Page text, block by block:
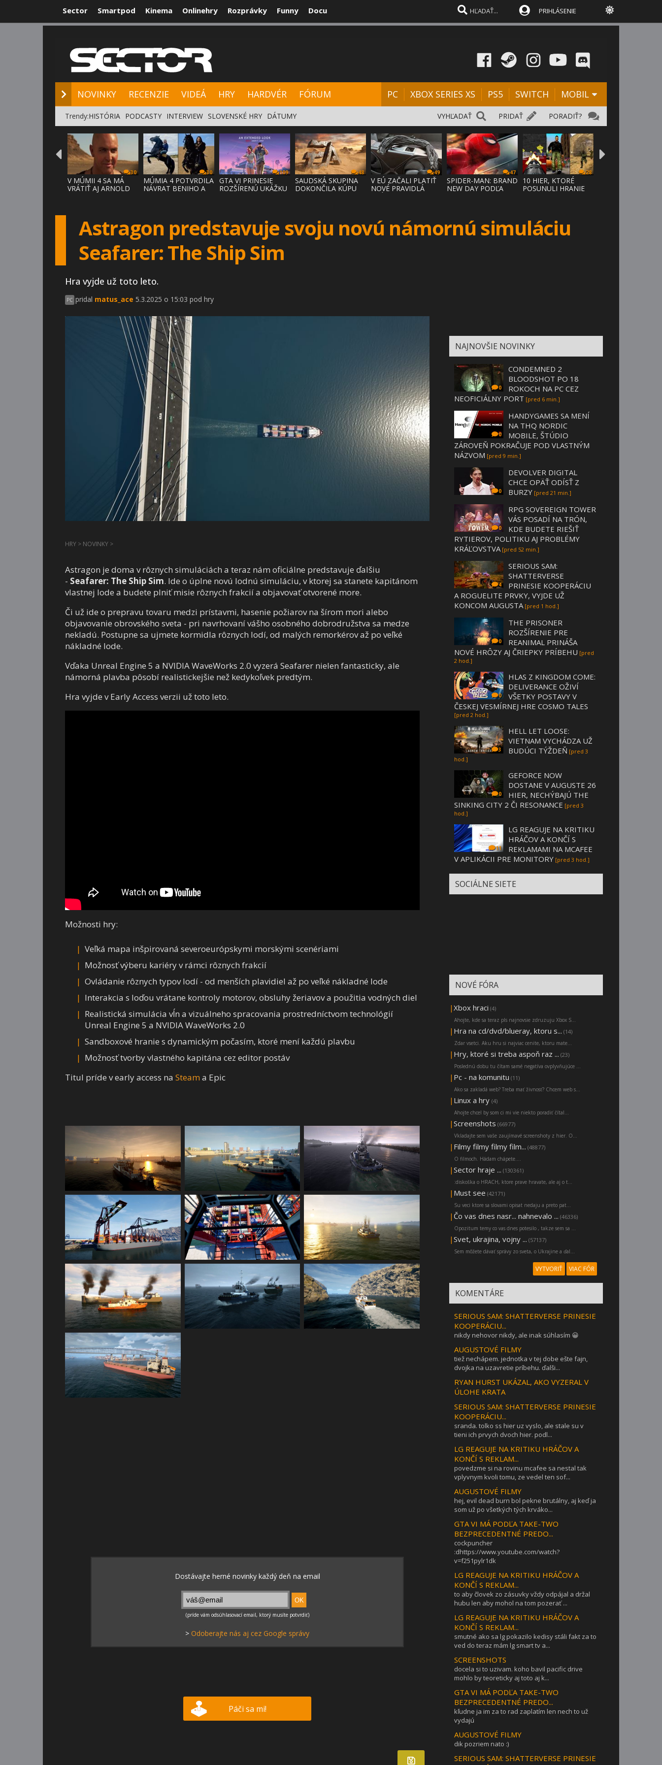
Sector Smartpod Kinema Onlinehry Rozprávky Funny Docu PRIHLÁSENIE
NOVINKY RECENZIE VIDEÁ HRY HARDVÉR FÓRUM PC XBOX SERIES XS PS5 SWITCH MOBIL
PORADIŤ?
PRIDAŤ
VYHĽADAŤ
Trendy:HISTÓRIA PODCASTY INTERVIEW SLOVENSKÉ HRY DÁTUMY
30
V MÚMII 4 SA MÁ
VRÁTIŤ AJ ARNOLD
30
MÚMIA 4 POTVRDILA
NÁVRAT BENIHO A
109
GTA VI PRINESIE
ROZŠÍRENÚ UKÁŽKU
48
SAUDSKÁ SKUPINA
DOKONČILA KÚPU
49
V EÚ ZAČALI PLATIŤ
NOVÉ PRAVIDLÁ
47
SPIDER-MAN: BRAND
NEW DAY PODĽA
28
10 HIER, KTORÉ
POSUNULI HRANIE
Astragon predstavuje svoju novú námornú simuláciu
Seafarer: The Ship Sim
Hra vyjde už toto leto.
PC pridal matus_ace 5.3.2025 o 15:03 pod hry
HRY > NOVINKY >
Astragon je doma v rôznych simuláciách a teraz nám oficiálne predstavuje ďalšiu
- Seafarer: The Ship Sim. Ide o úplne novú lodnú simuláciu, v ktorej sa stanete kapitánom
vlastnej lode a budete plniť misie rôznych frakcií a objavovať otvorené more.
Či už ide o prepravu tovaru medzi prístavmi, hasenie požiarov na šírom mori alebo
objavovanie obrovského sveta - pri navrhovaní vášho osobného dobrodružstva sa medze
nekladú. Postupne sa ujmete kormidla rôznych lodí, od malých remorkérov až po veľké
nákladné lode.
Vďaka Unreal Engine 5 a NVIDIA WaveWorks 2.0 vyzerá Seafarer nielen fantasticky, ale
námorná plavba pôsobí realistickejšie než kedykoľvek predtým.
Hra vyjde v Early Access verzii už toto leto.
Možnosti hry:
Veľká mapa inšpirovaná severoeurópskymi morskými scenériami
Možnosť výberu kariéry v rámci rôznych frakcií
Ovládanie rôznych typov lodí - od menších plavidiel až po veľké nákladné lode
Interakcia s loďou vrátane kontroly motorov, obsluhy žeriavov a použitia vodných diel
Realistická simulácia vĺn a vizuálneho spracovania prostredníctvom technológií
Unreal Engine 5 a NVIDIA WaveWorks 2.0
Sandboxové hranie s dynamickým počasím, ktoré mení každú plavbu
Možnosť tvorby vlastného kapitána cez editor postáv
Titul príde v early access na Steam a Epic
> Odoberajte nás aj cez Google správy
Páči sa mi!
NAJNOVŠIE NOVINKY
0
CONDEMNED 2
BLOODSHOT PO 18
ROKOCH NA PC CEZ
NEOFICIÁLNY PORT [pred 6 min.]
0
HANDYGAMES SA MENÍ
NA THQ NORDIC
MOBILE, ŠTÚDIO
ZÁROVEŇ POKRAČUJE POD VLASTNÝM
NÁZVOM [pred 9 min.]
0
DEVOLVER DIGITAL
CHCE OPÄŤ ODÍSŤ Z
BURZY [pred 21 min.]
0
RPG SOVEREIGN TOWER
VÁS POSADÍ NA TRÓN,
KDE BUDETE RIEŠIŤ
RYTIEROV, POLITIKU AJ PROBLÉMY
KRÁĽOVSTVA [pred 52 min.]
4
SERIOUS SAM:
SHATTERVERSE
PRINESIE KOOPERÁCIU
A ROGUELITE PRVKY, VYJDE UŽ
KONCOM AUGUSTA [pred 1 hod.]
0
THE PRISONER
ROZŠÍRENIE PRE
REANIMAL PRINÁŠA
NOVÉ HRÔZY AJ ČRIEPKY PRÍBEHU [pred
2 hod.]
0
HLAS Z KINGDOM COME:
DELIVERANCE OŽIVÍ
VŠETKY POSTAVY V
ČESKEJ VESMÍRNEJ HRE COSMO TALES
[pred 2 hod.]
3
HELL LET LOOSE:
VIETNAM VYCHÁDZA UŽ
BUDÚCI TÝŽDEŇ [pred 3
hod.]
0
GEFORCE NOW
DOSTANE V AUGUSTE 26
HIER, NECHÝBAJÚ THE
SINKING CITY 2 ČI RESONANCE [pred 3
hod.]
11
LG REAGUJE NA KRITIKU
HRÁČOV A KONČÍ S
REKLAMAMI NA MCAFEE
V APLIKÁCII PRE MONITORY [pred 3 hod.]
SOCIÁLNE SIETE
NOVÉ FÓRA
| Xbox hraci (4)
Ahojte, kde sa teraz pls najnovsie zdruzuju Xbox S...
| Hra na cd/dvd/blueray, ktoru s... (14)
Zdar vsetci. Aku hru si najviac cenite, ktoru mate...
| Hry, ktoré si treba aspoň raz ... (23)
Poslednú dobu tu čítam samé negatíva ovplyvňujúce ...
| Pc - na komunitu (11)
Ako sa zakladá web? Treba mať živnosť? Chcem web s...
| Linux a hry (4)
Ahojte chcel by som ci mi vie niekto poradiť čítal...
| Screenshots (66977)
Vkladajte sem vaše zaujímavé screenshoty z hier. O...
| Filmy filmy filmy film... (48877)
O filmoch. Hádam chápete....
| Sector hraje ... (130361)
:diskoška o HRACH, ktore prave hravate, ale aj o t...
| Must see (42171)
Su veci ktore sa slovami opisat nedaju a preto pat...
| Čo vas dnes nasr... nahnevalo ... (46336)
Opozitum temy co vas dnes potesilo , takze sem sa ...
| Svet, ukrajina, vojny ... (57137)
Sem môžete dávať správy zo sveta, o Ukrajine a ďal...
VYTVORIŤ VIAC FÓR
KOMENTÁRE
SERIOUS SAM: SHATTERVERSE PRINESIE
KOOPERÁCIU...
nikdy nehovor nikdy, ale inak súhlasím 😀
AUGUSTOVÉ FILMY
tiež nechápem. jednotka v tej dobe ešte fajn,
dvojka na uzavretie príbehu. ďalši...
RYAN HURST UKÁZAL, AKO VYZERAL V
ÚLOHE KRATA
SERIOUS SAM: SHATTERVERSE PRINESIE
KOOPERÁCIU...
sranda. tolko ss hier uz vyslo, ale stale su v
tieni ich prvych dvoch hier. podl...
LG REAGUJE NA KRITIKU HRÁČOV A
KONČÍ S REKLAM...
povedzme si na rovinu mcafee sa nestal tak
vplyvnym kvoli tomu, ze vedel ten sof...
AUGUSTOVÉ FILMY
hej, evil dead burn bol pekne brutálny, aj keď ja
som už po všetkých tých krváko...
GTA VI MÁ PODĽA TAKE-TWO
BEZPRECEDENTNÉ PREDO...
cockpuncher
:dhttps://www.youtube.com/watch?
v=f251pylr1dk
LG REAGUJE NA KRITIKU HRÁČOV A
KONČÍ S REKLAM...
to aby človek zo zásuvky vždy odpájal a držal
hubu len aby mohol na tom pozerať ...
LG REAGUJE NA KRITIKU HRÁČOV A
KONČÍ S REKLAM...
smutné ako sa lg pokazilo kedisy stáli fakt za to
ved do teraz mám lg smart tv a...
SCREENSHOTS
docela si to uzivam. koho bavil pacific drive
mohlo by teoreticky aj toto aj k...
GTA VI MÁ PODĽA TAKE-TWO
BEZPRECEDENTNÉ PREDO...
kľudne ja im za to rad zaplatím len nech to už
vydajú
AUGUSTOVÉ FILMY
dik pozriem nato :)
SERIOUS SAM: SHATTERVERSE PRINESIE